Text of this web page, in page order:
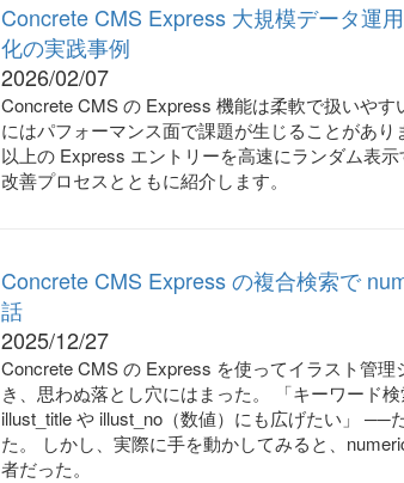
Concrete CMS Express 大規模データ運
化の実践事例
2026/02/07
Concrete CMS の Express 機能は柔軟で扱いや
にはパフォーマンス面で課題が生じることがあ
以上の Express エントリーを高速にランダム表
改善プロセスとともに紹介します。
Concrete CMS Express の複合検索で
話
2025/12/27
Concrete CMS の Express を使ってイラスト管理
き、思わぬ落とし穴にはまった。 「キーワード検
illust_title や illust_no（数値）にも広げたい」 ──
た。 しかし、実際に手を動かしてみると、
者だった。